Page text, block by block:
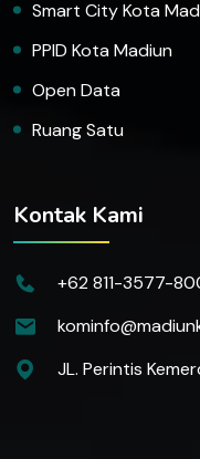
Smart City Kota
PPID Kota Madiun
Open Data
Ruang Satu
Kontak Kami
+62 811-3577-
JL. Perintis